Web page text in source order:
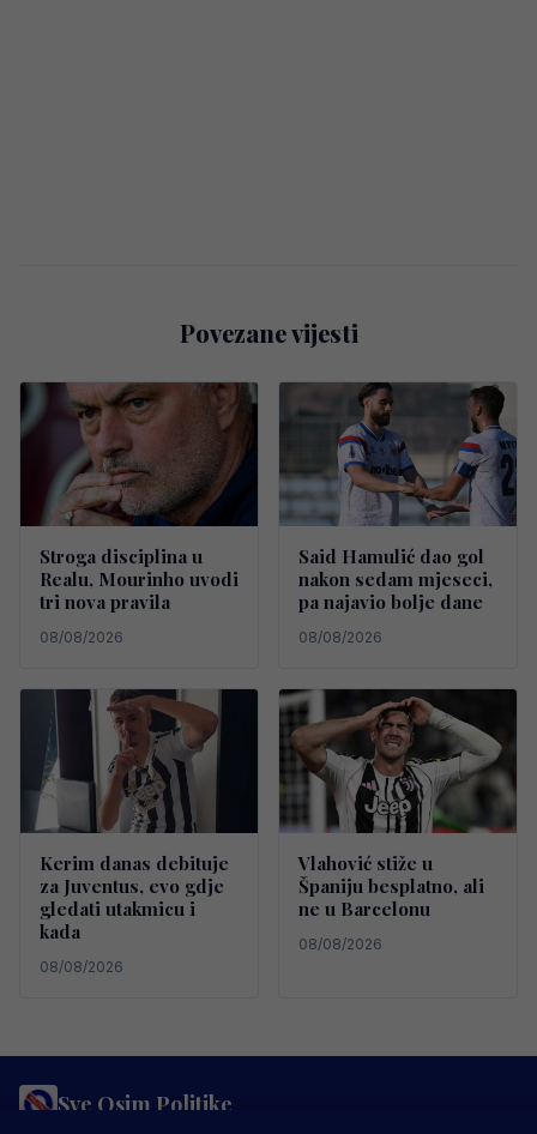
Povezane vijesti
Stroga disciplina u
Realu, Mourinho uvodi
tri nova pravila
08/08/2026
Said Hamulić dao gol
nakon sedam mjeseci,
pa najavio bolje dane
08/08/2026
Kerim danas debituje
za Juventus, evo gdje
gledati utakmicu i
kada
08/08/2026
Vlahović stiže u
Španiju besplatno, ali
ne u Barcelonu
08/08/2026
Sve Osim Politike